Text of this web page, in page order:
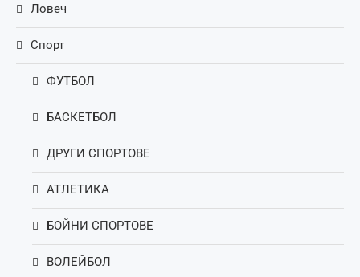
Ловеч
Спорт
ФУТБОЛ
БАСКЕТБОЛ
ДРУГИ СПОРТОВЕ
АТЛЕТИКА
БОЙНИ СПОРТОВЕ
ВОЛЕЙБОЛ